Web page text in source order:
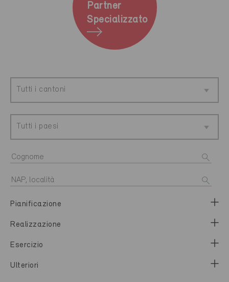
Partner
Specializzato
Tutti i cantoni
Tutti i paesi
Pianificazione
Realizzazione
Esercizio
Ulteriori